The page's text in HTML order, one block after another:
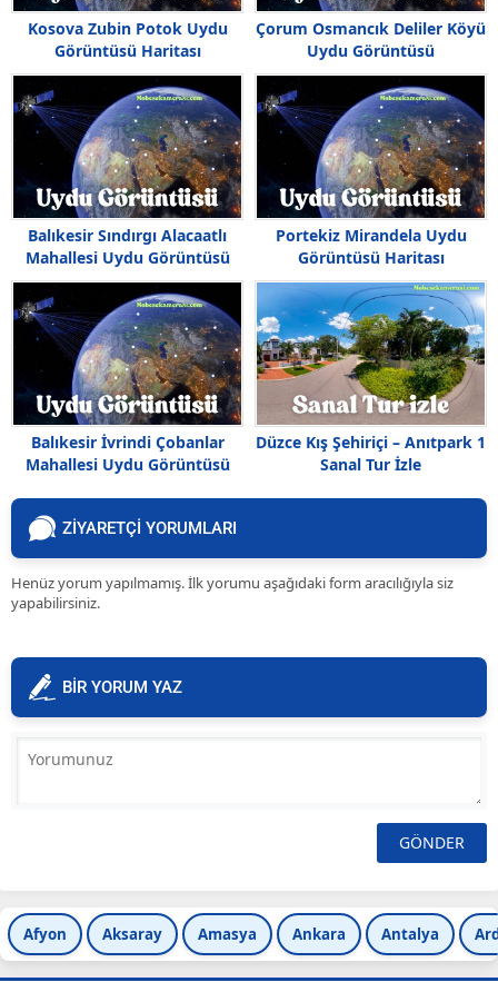
Kosova Zubin Potok Uydu
Görüntüsü Haritası
Çorum Osmancık Deliler Köyü
Uydu Görüntüsü
Balıkesir Sındırgı Alacaatlı
Mahallesi Uydu Görüntüsü
Portekiz Mirandela Uydu
Görüntüsü Haritası
Balıkesir İvrindi Çobanlar
Mahallesi Uydu Görüntüsü
Düzce Kış Şehiriçi – Anıtpark 1
Sanal Tur İzle
ZİYARETÇİ YORUMLARI
Henüz yorum yapılmamış. İlk yorumu aşağıdaki form aracılığıyla siz
yapabilirsiniz.
BİR YORUM YAZ
Afyon Aksaray Amasya Ankara Antalya